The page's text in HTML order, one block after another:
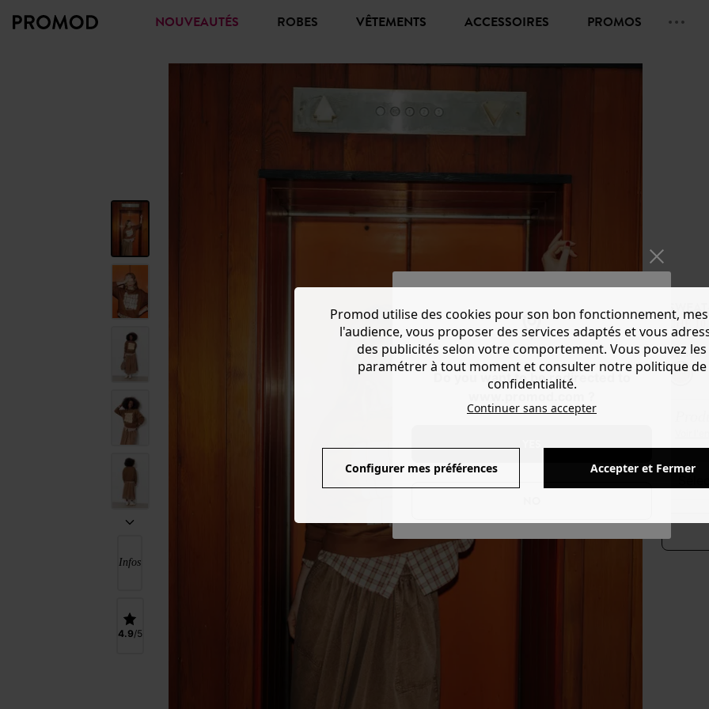
Do you want to be redirected to
NOUVEAUTÉS ROBES VÊTEMENTS ACCESSOIRES PROMOS
Infos
4.9
CHF
Couleur :
Voir
Promod utilise des cookies pour son bon fonctionnement,
l'audience, vous proposer des services adaptés et vous
des publicités selon votre comportement. Vous pouvez les
paramétrer à tout moment et consulter notre politique de
confidentialité.
Continuer sans accepter
Configurer mes préférences Accepter et Fermer